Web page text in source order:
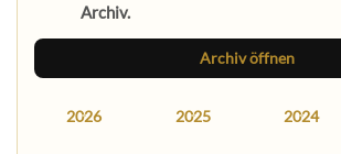
Archiv.
Archiv öffnen
2026 2025 2024